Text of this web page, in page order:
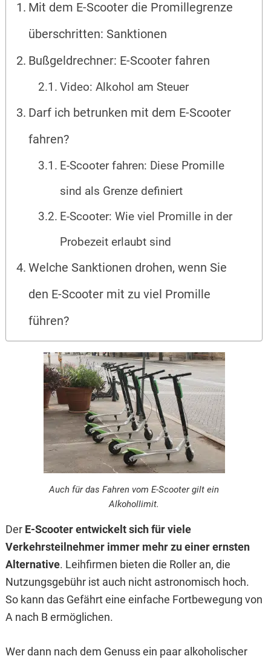
Mit dem E-Scooter die Promillegrenze
überschritten: Sanktionen
Bußgeldrechner: E-Scooter fahren
Video: Alkohol am Steuer
Darf ich betrunken mit dem E-Scooter
fahren?
E-Scooter fahren: Diese Promille
sind als Grenze definiert
E-Scooter: Wie viel Promille in der
Probezeit erlaubt sind
Welche Sanktionen drohen, wenn Sie
den E-Scooter mit zu viel Promille
führen?
Auch für das Fahren vom E-Scooter gilt ein
Alkohollimit.
Der E-Scooter entwickelt sich für viele
Verkehrsteilnehmer immer mehr zu einer ernsten
Alternative. Leihfirmen bieten die Roller an, die
Nutzungsgebühr ist auch nicht astronomisch hoch.
So kann das Gefährt eine einfache Fortbewegung von
A nach B ermöglichen.
Wer dann nach dem Genuss ein paar alkoholischer